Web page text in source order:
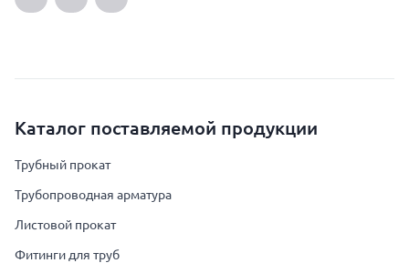
Каталог поставляемой продукции
Трубный прокат
Трубопроводная арматура
Листовой прокат
Фитинги для труб